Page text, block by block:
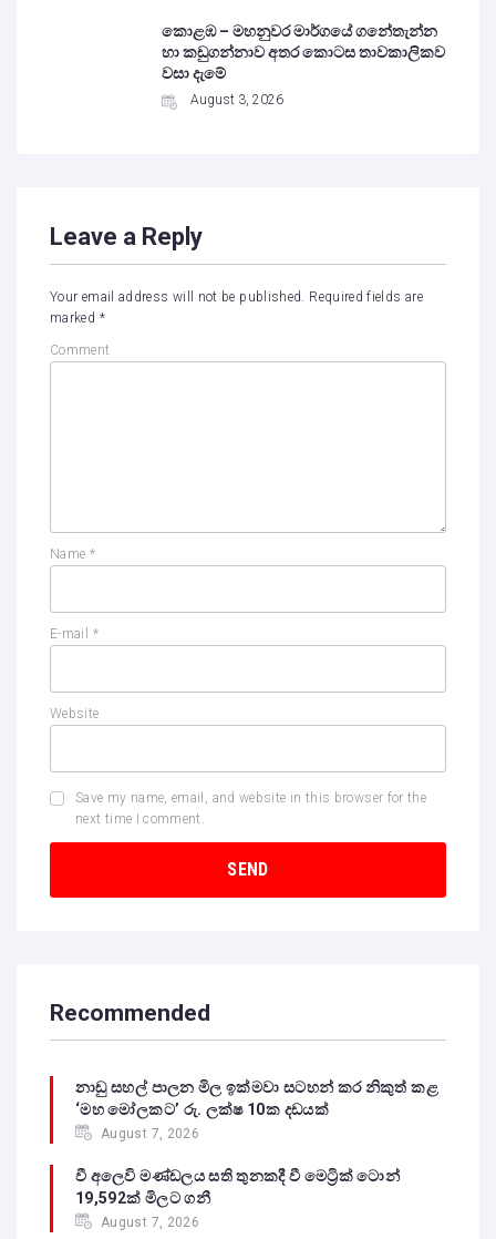
කොළඹ – මහනුවර මාර්ගයේ ගනේතැන්න
හා කඩුගන්නාව අතර කොටස තාවකාලිකව
වසා දැමේ
August 3, 2026
Leave a Reply
Your email address will not be published. Required fields are
marked *
Comment
Name *
E-mail *
Website
Save my name, email, and website in this browser for the
next time I comment.
Recommended
නාඩු සහල් පාලන මිල ඉක්මවා සටහන් කර නිකුත් කළ
‘මහ මෝලකට’ රු. ලක්ෂ 10ක දඩයක්
August 7, 2026
වී අලෙවි මණ්ඩලය සති තුනකදී වී මෙට්‍රික් ටොන්
19,592ක් මිලට ගනී
August 7, 2026